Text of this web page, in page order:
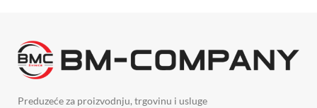
Preduzeće za proizvodnju, trgovinu i usluge